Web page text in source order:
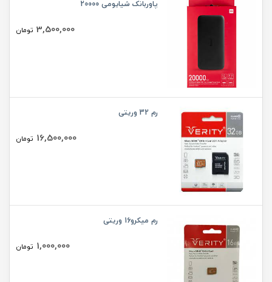
پاوربانک شیایومی 20000
3,500,000 تومان
رم 32 وریتی
16,500,000 تومان
رم میکرو16 وریتی
1,000,000 تومان